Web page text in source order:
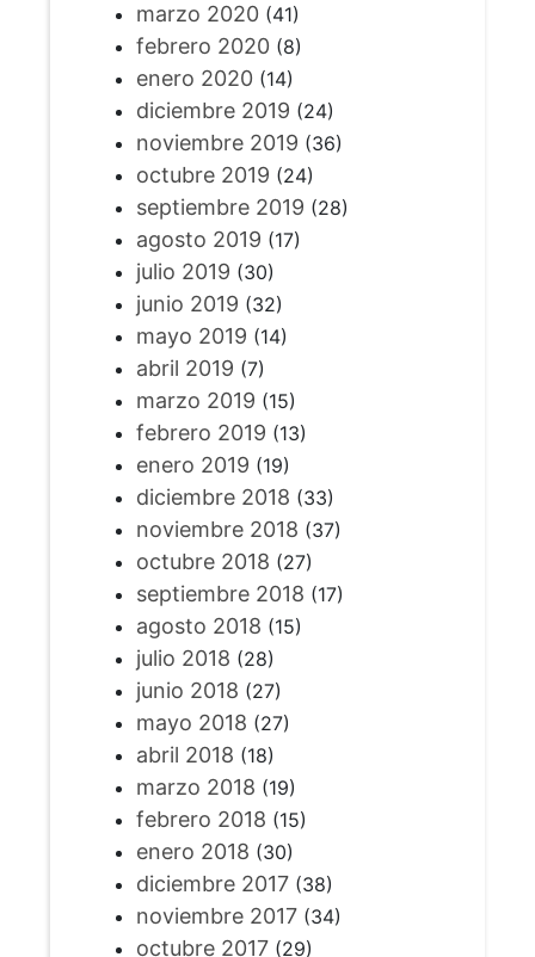
marzo 2020(41)
febrero 2020(8)
enero 2020(14)
diciembre 2019 (24)
noviembre 2019 (36)
octubre 2019 (24)
septiembre 2019 (28)
agosto 2019 (17)
julio 2019 (30)
junio 2019 (32)
mayo 2019 (14)
abril 2019 (7)
marzo 2019 (15)
febrero 2019 (13)
enero 2019 (19)
diciembre 2018 (33)
noviembre 2018 (37)
octubre 2018 (27)
septiembre 2018 (17)
agosto 2018 (15)
julio 2018 (28)
junio 2018 (27)
mayo 2018 (27)
abril 2018 (18)
marzo 2018 (19)
febrero 2018 (15)
enero 2018 (30)
diciembre 2017(38)
noviembre 2017(34)
octubre 2017(29)